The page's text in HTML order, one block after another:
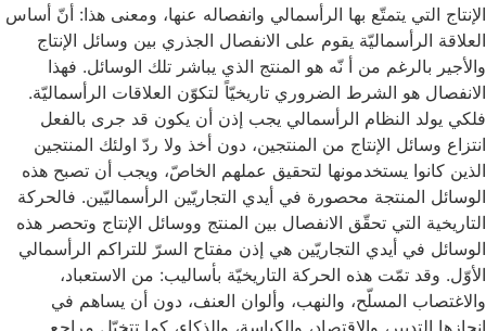
الإنتاج التي يتمتّع بها الرأسمالي وانفصاله عنها، ومعنى هذا: أنّ أساس
العلاقة الرأسماليّة يقوم على الانفصال الجذري بين وسائل الإنتاج
والأجير بالرغم من أ نّه هو المنتج الذي يباشر تلك الوسائل. فهذا
الانفصال هو الشرط الضروري تاريخيّاً لتكوّن العلاقات الرأسماليّة.
فلكي يولد النظام الرأسمالي يجب إذن أن يكون قد جرى بالفعل
انتزاع وسائل الإنتاج من المنتجين، دون أخذ ولا ردّ اولئك المنتجين
الذين كانوا يستخدمونها لتحقيق عملهم الخاصّ، ويجب أن تصبح هذه
الوسائل المنتجة محصورة في أيدي التجاريّين الرأسماليّين. فالحركة
التاريخية التي تحقّق الانفصال بين المنتج ووسائل الإنتاج وتحصر هذه
الوسائل في أيدي التجاريّين هي إذن مفتاح السرّ للتراكم الرأسمالي
الأوّل. وقد تمّت هذه الحركة التاريخيّة بأساليب: من الاستعباد،
والاغتصاب المسلّح، والنهب، وألوان العنف، دون أن يساهم في
إنجازها التدبير، والاقتصاد، والكياسة، والذكاء، كما تتخيّل مراجع‏